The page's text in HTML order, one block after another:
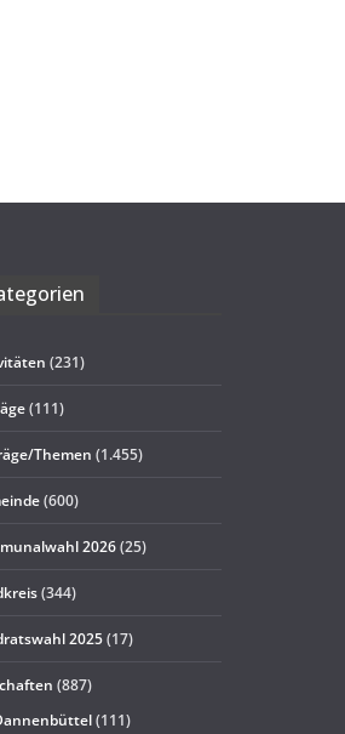
(231)
(111)
Themen (1.455)
(600)
2026(25)
(344)
2025(17)
(887)
(111)